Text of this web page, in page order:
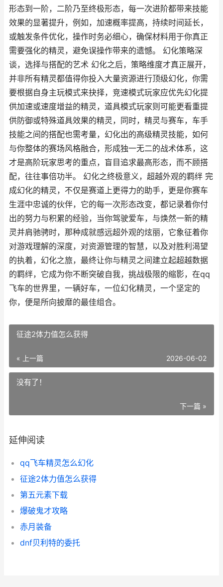
形态到一阶，二阶乃至终极形态，每一次进阶都带来技能
效果的显著提升，例如，加速概率提高，持续时间延长，
或触发条件优化，操作时务必细心，确保材料用于你真正
需要强化的精灵，避免误操作带来的遗憾。 幻化策略深
谈，选择与搭配的艺术 幻化之后，策略维度才真正展开，
并非所有精灵都值得你投入大量资源进行顶级幻化，你需
要根据自身主玩模式来抉择，竞速模式玩家应优先幻化提
供加速或速度增益的精灵，道具模式玩家则可能更看重提
供防御或特殊道具效果的精灵，同时，精灵与赛车，车手
技能之间的搭配也需考量，幻化出的高级精灵技能，如何
与你整体的赛场风格融合，形成独一无二的战术体系，这
才是高阶玩家思考的重点，盲目追求最高形态，而不顾搭
配，往往事倍功半。 幻化之终极意义，超越外观的羁绊 完
成幻化的精灵，不仅是赛道上更得力的助手，更是你赛车
生涯中忠诚的伙伴，它的每一次形态改变，都记录着你付
出的努力与积累的经验，当你驾驶爱车，与焕然一新的精
灵并肩驰骋时，那种成就感远超外观的炫丽，它象征着你
对游戏理解的深度，对资源管理的智慧，以及对胜利渴望
的执着，幻化之旅，最终让你与精灵之间建立起超越数据
的羁绊，它成为你不断突破自我，挑战极限的缩影，在qq
飞车的世界里，一辆好车，一位幻化精灵，一个坚定的
你，便是所向披靡的最佳组合。
征途2体力值怎么获得
« 上一篇 2026-06-02
没有了！
下一篇 »
延伸阅读
qq飞车精灵怎么幻化
征途2体力值怎么获得
第五元素下载
爆破鬼才攻略
赤月装备
dnf贝利特的委托